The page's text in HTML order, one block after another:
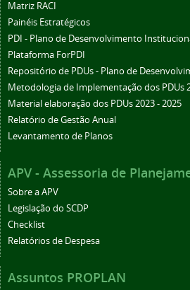
Matriz RACI
Painéis Estratégicos
PDI - Plano de Desenvolvimento
Plataforma ForPDI
Repositório de PDUs - Plano de
Metodologia de Implementação dos PDUs
Material elaboração dos PDUs 2023 - 2025
Relatório de Gestão Anual
Levantamento de Planos
APV - Assessoria de
Sobre a APV
Legislação do SCDP
Checklist
Relatórios de Despesa
Assuntos PROPLAN